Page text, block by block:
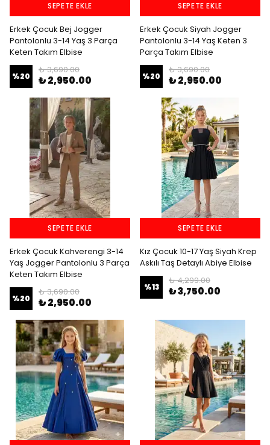
SEPETE EKLE
Erkek Çocuk Bej Jogger
Pantolonlu 3-14 Yaş 3 Parça
Keten Takım Elbise
%20
₺ 3,690.00
₺ 2,950.00
SEPETE EKLE
Erkek Çocuk Siyah Jogger
Pantolonlu 3-14 Yaş Keten 3
Parça Takım Elbise
%20
₺ 3,690.00
₺ 2,950.00
SEPETE EKLE
Erkek Çocuk Kahverengi 3-14
Yaş Jogger Pantolonlu 3 Parça
Keten Takım Elbise
%20
₺ 3,690.00
₺ 2,950.00
SEPETE EKLE
Kız Çocuk 10-17 Yaş Siyah Krep
Askılı Taş Detaylı Abiye Elbise
%13
₺ 4,299.00
₺ 3,750.00